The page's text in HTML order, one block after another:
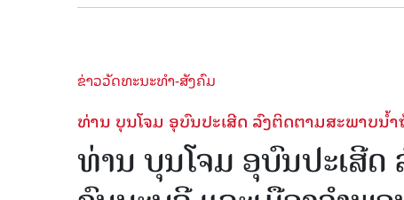
ຂ່າວວັດທະນະທຳ-ສັງຄົມ
ທ່ານ ບຸນໂຈມ ອຸບົນປະເສີດ ລົງຕິດຕາມສະພາບນໍ້
ທ່ານ ບຸນໂຈມ ອຸບົນປະເສີ